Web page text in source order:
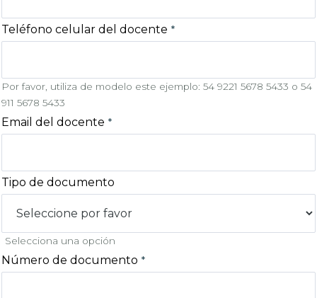
Teléfono celular del docente
Por favor, utiliza de modelo este ejemplo: 54 9221 5678 5433 o 54
911 5678 5433
Email del docente
Tipo de documento
Selecciona una opción
Número de documento